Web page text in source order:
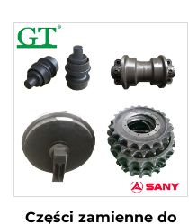
Części zamienne do